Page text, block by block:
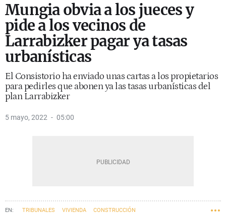
Mungia obvia a los jueces y
pide a los vecinos de
Larrabizker pagar ya tasas
urbanísticas
El Consistorio ha enviado unas cartas a los propietarios
para pedirles que abonen ya las tasas urbanísticas del
plan Larrabizker
5 mayo, 2022 05:00
TRIBUNALES VIVIENDA CONSTRUCCIÓN